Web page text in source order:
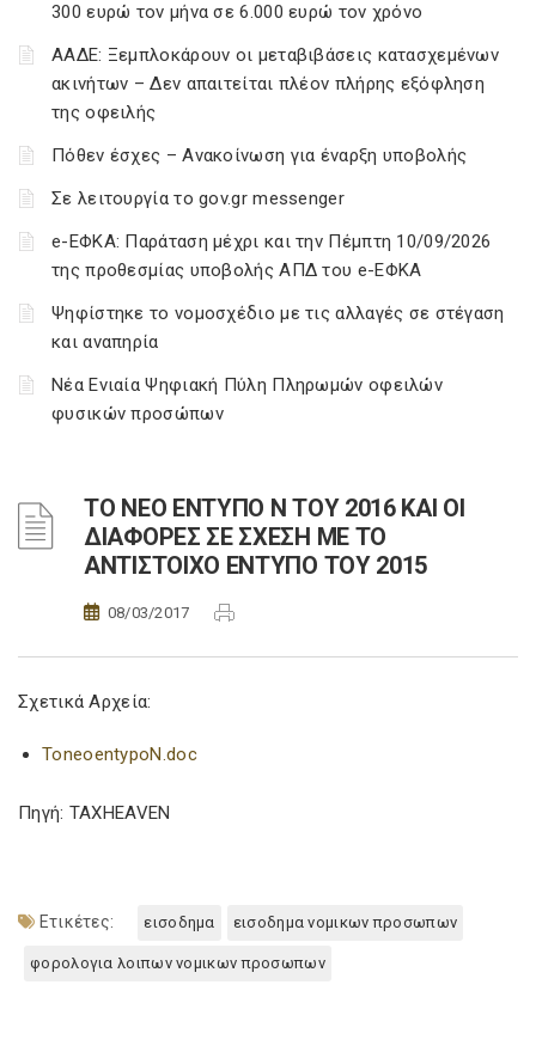
300 ευρώ τον μήνα σε 6.000 ευρώ τον χρόνο
ΑΑΔΕ: Ξεμπλοκάρουν οι μεταβιβάσεις κατασχεμένων
ακινήτων – Δεν απαιτείται πλέον πλήρης εξόφληση
της οφειλής
Πόθεν έσχες – Ανακοίνωση για έναρξη υποβολής
Σε λειτουργία το gov.gr messenger
e-ΕΦΚΑ: Παράταση μέχρι και την Πέμπτη 10/09/2026
της προθεσμίας υποβολής ΑΠΔ του e-ΕΦΚΑ
Ψηφίστηκε το νομοσχέδιο με τις αλλαγές σε στέγαση
και αναπηρία
Νέα Ενιαία Ψηφιακή Πύλη Πληρωμών οφειλών
φυσικών προσώπων
ΤΟ ΝΕΟ ΕΝΤΥΠΟ Ν ΤΟΥ 2016 ΚΑΙ ΟΙ
ΔΙΑΦΟΡΕΣ ΣΕ ΣΧΕΣΗ ΜΕ ΤΟ
ΑΝΤΙΣΤΟΙΧΟ ΕΝΤΥΠΟ ΤΟΥ 2015
08/03/2017
Σχετικά Αρχεία:
ToneoentypoN.doc
Πηγή: TAXHEAVEN
Ετικέτες: εισοδημα εισοδημα νομικων προσωπων
φορολογια λοιπων νομικων προσωπων